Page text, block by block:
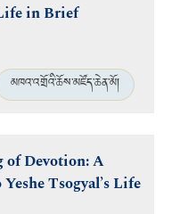
in Brief
མཁའ་འགྲོའི་ཆོས་མཛོད་ཆེན་མོ།
of Devotion: A
Tsogyal’s Life